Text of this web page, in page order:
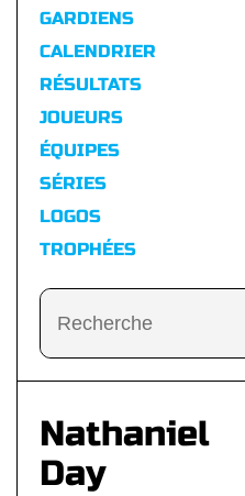
GARDIENS
CALENDRIER
RÉSULTATS
JOUEURS
ÉQUIPES
SÉRIES
LOGOS
TROPHÉES
Nathaniel
Day